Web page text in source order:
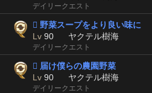
デイリークエスト
 野菜スープをより良い味に
Lv 90 ヤクテル樹海
デイリークエスト
 届け僕らの農園野菜
Lv 90 ヤクテル樹海
デイリークエスト